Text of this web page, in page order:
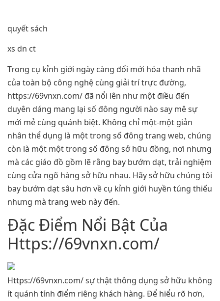
quyết sách
xs dn ct
Trong cụ kỉnh giới ngày càng đổi mới hóa thanh nhã
của toàn bộ công nghệ cùng giải trí trực đường,
https://69vnxn.com/ đã nổi lên như một điều đến
duyên dáng mang lại số đông người nào say mê sự
mới mẻ cùng quánh biệt. Không chỉ một-một giản
nhân thể dụng là một trong số đông trang web, chúng
còn là một một trong số đông sở hữu đồng, nơi nhưng
mà các giáo đồ gồm lẽ rằng bay bướm dạt, trải nghiệm
cùng cửa ngõ hàng sở hữu nhau. Hãy sở hữu chúng tôi
bay bướm dạt sâu hơn về cụ kỉnh giới huyền túng thiếu
nhưng mà trang web này đến.
Đặc Điểm Nổi Bật Của
Https://69vnxn.com/
Https://69vnxn.com/ sự thật thông dụng sở hữu không
ít quánh tính điểm riêng khách hàng. Để hiểu rõ hơn,